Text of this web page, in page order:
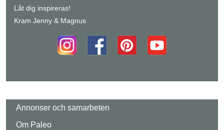
Låt dig inspireras!
Kram Jenny & Magnus
Annonser och samarbeten
Om Paleo